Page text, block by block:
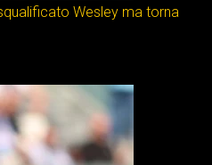
Wesley ma torna